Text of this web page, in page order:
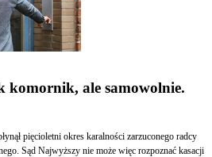
komornik, ale samowolnie.
pięcioletni okres karalności zarzuconego radcy
Sąd Najwyższy nie może więc rozpoznać kasacji